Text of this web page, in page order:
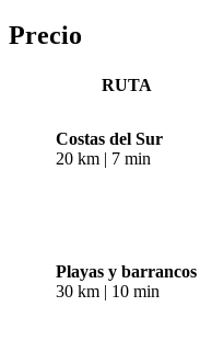
Precio
RUTA
Costas del Sur
20 km | 7 min
Playas y barrancos
30 km | 10 min